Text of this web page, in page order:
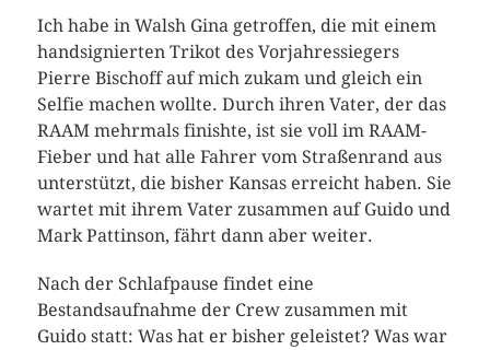
Ich habe in Walsh Gina getroffen, die mit einem
handsignierten Trikot des Vorjahressiegers
Pierre Bischoff auf mich zukam und gleich ein
Selfie machen wollte. Durch ihren Vater, der das
RAAM mehrmals finishte, ist sie voll im RAAM-
Fieber und hat alle Fahrer vom Straßenrand aus
unterstützt, die bisher Kansas erreicht haben. Sie
wartet mit ihrem Vater zusammen auf Guido und
Mark Pattinson, fährt dann aber weiter.
Nach der Schlafpause findet eine
Bestandsaufnahme der Crew zusammen mit
Guido statt: Was hat er bisher geleistet? Was war